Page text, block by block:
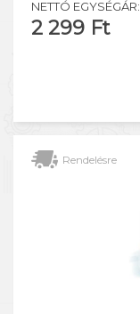
NETTÓ EGYSÉGÁR:
2 299 Ft
Rendelésre